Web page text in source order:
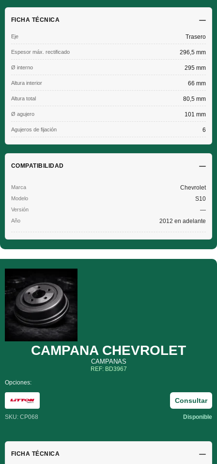
FICHA TÉCNICA
Eje Trasero
Espesor máx. rectificado 296,5 mm
Ø interno 295 mm
Altura interior 66 mm
Altura total 80,5 mm
Ø agujero 101 mm
Agujeros de fijación 6
COMPATIBILIDAD
Chevrolet
S10
—
2012 en adelante
CAMPANA CHEVROLET
CAMPANAS
REF: BD3967
Opciones:
SKU: CP068 Disponible
Consultar
FICHA TÉCNICA